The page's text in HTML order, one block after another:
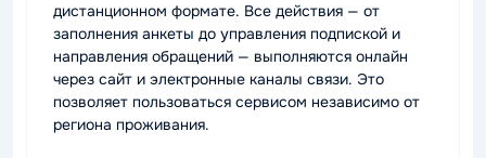
дистанционном формате. Все действия — от
заполнения анкеты до управления подпиской и
направления обращений — выполняются онлайн
через сайт и электронные каналы связи. Это
позволяет пользоваться сервисом независимо от
региона проживания.